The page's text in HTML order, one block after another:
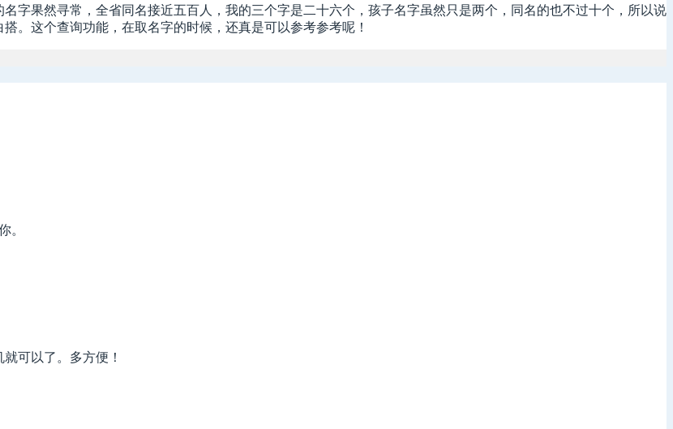
字果然寻常，全省同名接近五百人，我的三个字是二十六个，孩子名字虽然只是两个，同名的也不过十个，所以说
。这个查询功能，在取名字的时候，还真是可以参考参考呢！
。
可以了。多方便！